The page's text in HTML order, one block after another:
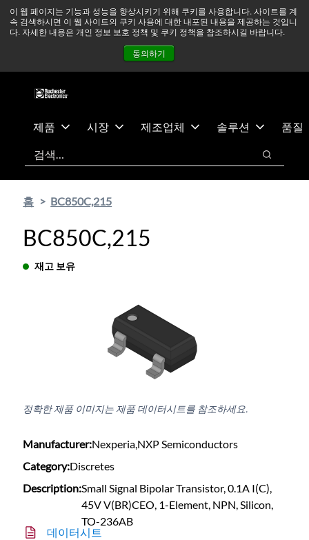
이 웹 페이지는 기능과 성능을 향상시키기 위해 쿠키를 사용합니다. 사이트를 계
속 검색하시면 이 웹 사이트의 쿠키 사용에 대한 내포된 내용을 제공하는 것입니
다. 자세한 내용은 개인 정보 보호 정책 및 쿠키 정책을 참조하시길 바랍니다.
동의하기
츠
건
중동 지역 상황을 지속적으로 주시하고 있으며, 모든 서비스는
정상적으로 운영되고 있습니다. 더 읽어보기 →
뉴스
문의하기
제품 시장 제조업체 솔루션
품질
검색
검색
홈 BC850C,215
BC850C,215
재고 보유
정확한 제품 이미지는 제품 데이터시트를 참조하세요.
Manufacturer:Nexperia,NXP Semiconductors
Category:Discretes
Description:Small Signal Bipolar Transistor, 0.1A I(C),
45V V(BR)CEO, 1-Element, NPN, Silicon,
TO-236AB
데이터시트